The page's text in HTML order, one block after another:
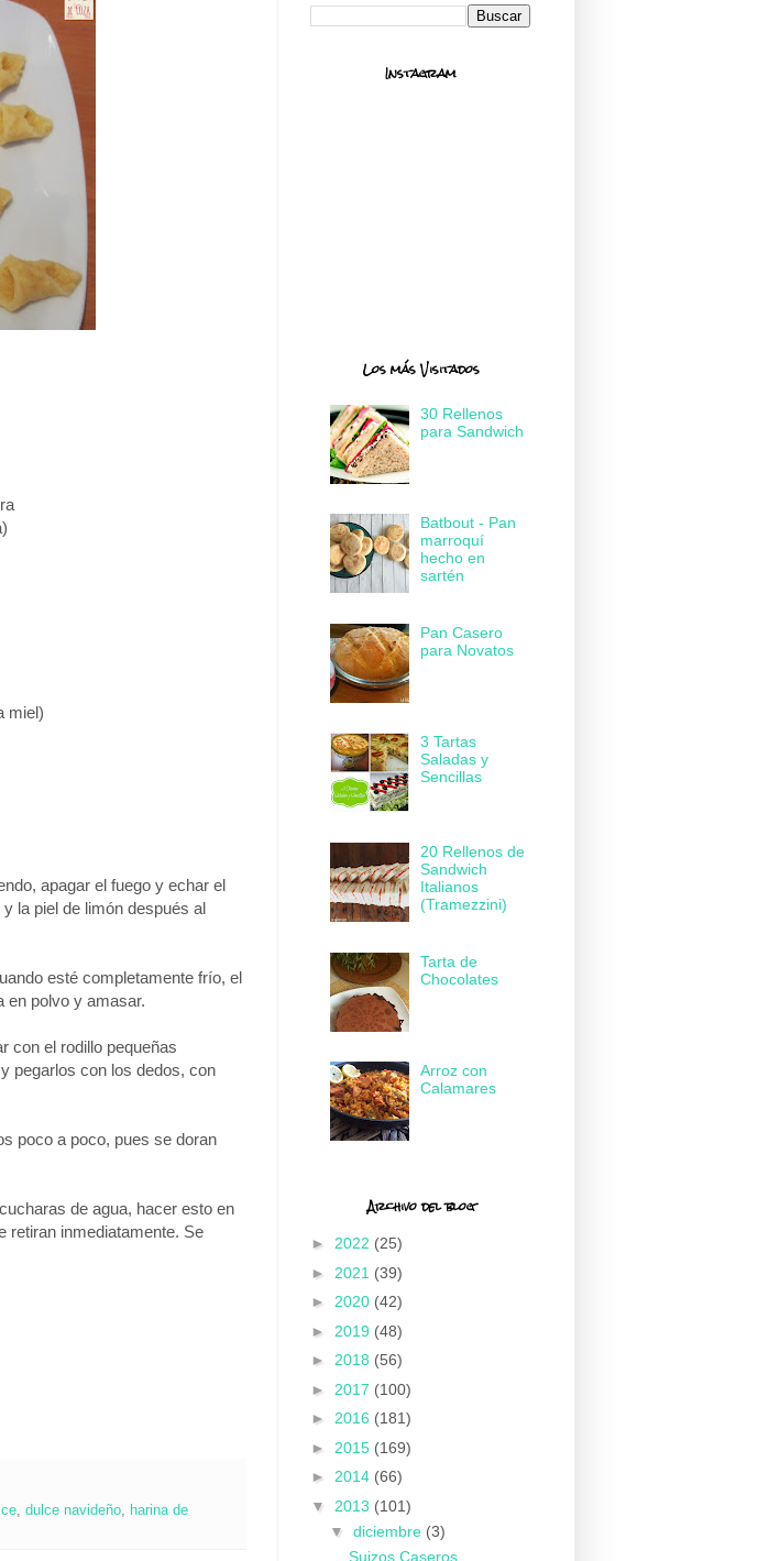
miel)
apagar el fuego y echar el
la piel de limón después al
esté completamente frío, el
en polvo y amasar.
con el rodillo pequeñas
pegarlos con los dedos, con
poco a poco, pues se doran
de agua, hacer esto en
retiran inmediatamente. Se
, dulce navideño, harina de
Instagram
Los más Visitados
30 Rellenos
para Sandwich
Batbout - Pan
marroquí
hecho en
sartén
Pan Casero
para Novatos
3 Tartas
Saladas y
Sencillas
20 Rellenos de
Sandwich
Italianos
(Tramezzini)
Tarta de
Chocolates
Arroz con
Calamares
Archivo del blog
► 2022 (25)
► 2021 (39)
► 2020 (42)
► 2019 (48)
► 2018 (56)
► 2017 (100)
► 2016 (181)
► 2015 (169)
► 2014 (66)
▼ 2013 (101)
▼ diciembre (3)
Suizos Caseros